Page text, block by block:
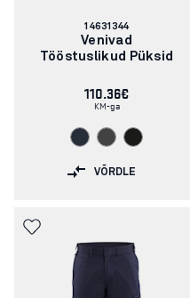
Artikli
number:
14631344
Venivad
Tööstuslikud Püksid
110.36€
KM-ga
VÕRDLE